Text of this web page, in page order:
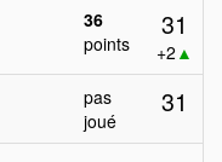
36
points
31
+2 ▲
pas
joué
31